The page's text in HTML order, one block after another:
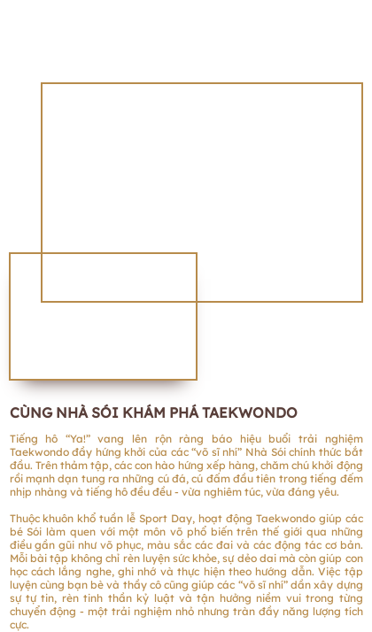
Tiếng hô “Ya!” vang lên rộn ràng báo hiệu buổi trải nghiệm
Taekwondo đầy hứng khởi của các “võ sĩ nhí” Nhà Sói chính thức bắt
đầu. Trên thảm tập, các con hào hứng xếp hàng, chăm chú khởi động
rồi mạnh dạn tung ra những cú đá, cú đấm đầu tiên trong tiếng đếm
nhịp nhàng và tiếng hô đều đều - vừa nghiêm túc, vừa đáng yêu.
Thuộc khuôn khổ tuần lễ Sport Day, hoạt động Taekwondo giúp các
bé Sói làm quen với một môn võ phổ biến trên thế giới qua những
điều gần gũi như võ phục, màu sắc các đai và các động tác cơ bản.
Mỗi bài tập không chỉ rèn luyện sức khỏe, sự dẻo dai mà còn giúp con
học cách lắng nghe, ghi nhớ và thực hiện theo hướng dẫn. Việc tập
luyện cùng bạn bè và thầy cô cũng giúp các “võ sĩ nhí” dần xây dựng
sự tự tin, rèn tinh thần kỷ luật và tận hưởng niềm vui trong từng
chuyển động - một trải nghiệm nhỏ nhưng tràn đầy năng lượng tích
cực.
CÙNG NHÀ SÓI KHÁM PHÁ TAEKWONDO